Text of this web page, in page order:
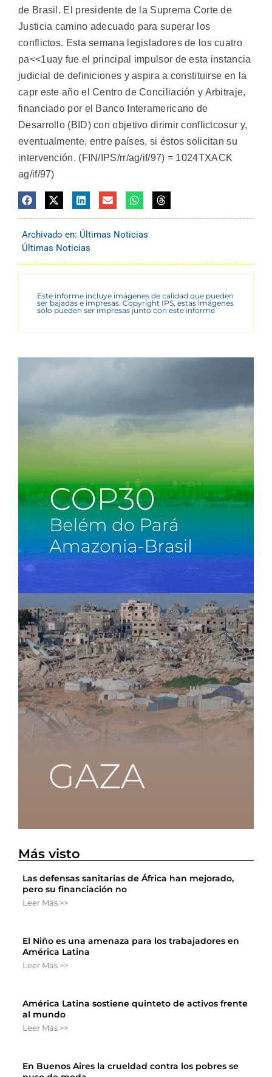
de Brasil. El presidente de la Suprema Corte de
Justicia camino adecuado para superar los
conflictos. Esta semana legisladores de los cuatro
pa<<1uay fue el principal impulsor de esta instancia
judicial de definiciones y aspira a constituirse en la
capr este año el Centro de Conciliación y Arbitraje,
financiado por el Banco Interamericano de
Desarrollo (BID) con objetivo dirimir conflictcosur y,
eventualmente, entre países, si éstos solicitan su
intervención. (FIN/IPS/rr/ag/if/97) = 1024TXACK
ag/if/97)
Archivado en: Últimas Noticias
Últimas Noticias
Este informe incluye imágenes de calidad que pueden
ser bajadas e impresas. Copyright IPS, estas imágenes
sólo pueden ser impresas junto con este informe
Más visto
Las defensas sanitarias de África han mejorado,
pero su financiación no
Leer Más >>
El Niño es una amenaza para los trabajadores en
América Latina
Leer Más >>
América Latina sostiene quinteto de activos frente
al mundo
Leer Más >>
En Buenos Aires la crueldad contra los pobres se